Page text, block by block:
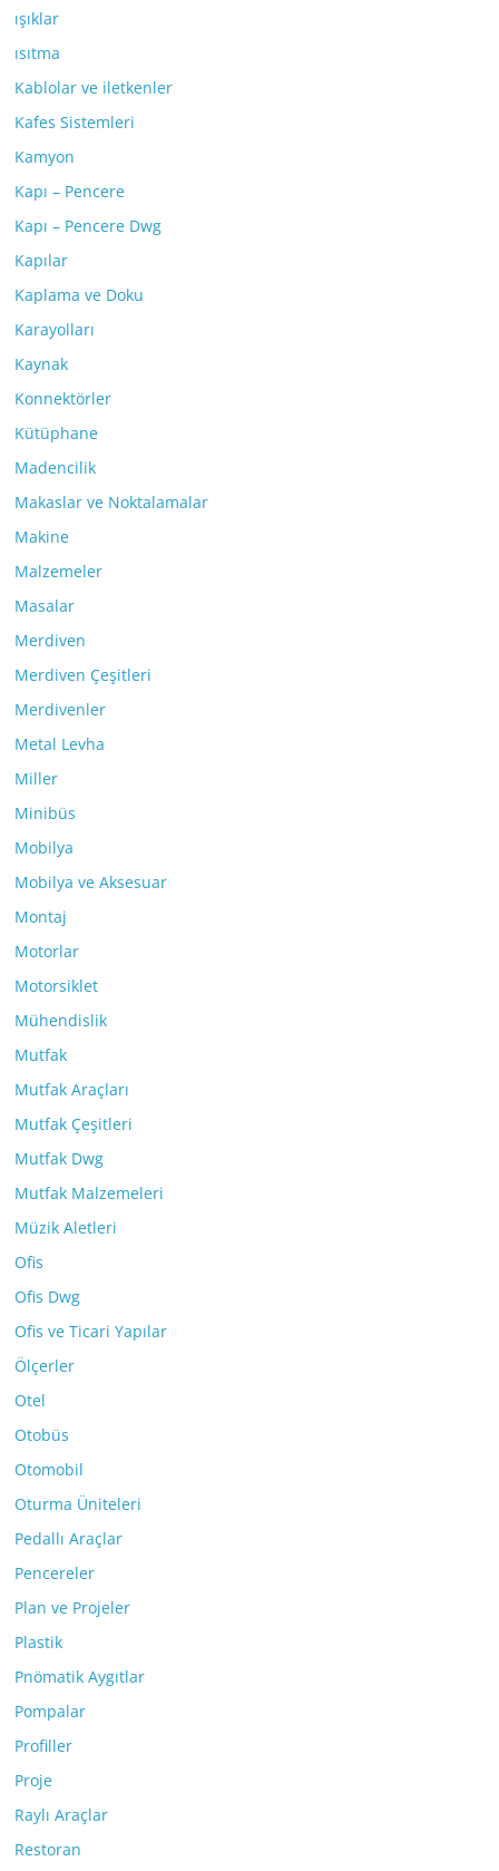
ışıklar
ısıtma
Kablolar ve iletkenler
Kafes Sistemleri
Kamyon
Kapı – Pencere
Kapı – Pencere Dwg
Kapılar
Kaplama ve Doku
Karayolları
Kaynak
Konnektörler
Kütüphane
Madencilik
Makaslar ve Noktalamalar
Makine
Malzemeler
Masalar
Merdiven
Merdiven Çeşitleri
Merdivenler
Metal Levha
Miller
Minibüs
Mobilya
Mobilya ve Aksesuar
Montaj
Motorlar
Motorsiklet
Mühendislik
Mutfak
Mutfak Araçları
Mutfak Çeşitleri
Mutfak Dwg
Mutfak Malzemeleri
Müzik Aletleri
Ofis
Ofis Dwg
Ofis ve Ticari Yapılar
Ölçerler
Otel
Otobüs
Otomobil
Oturma Üniteleri
Pedallı Araçlar
Pencereler
Plan ve Projeler
Plastik
Pnömatik Aygıtlar
Pompalar
Profiller
Proje
Raylı Araçlar
Restoran